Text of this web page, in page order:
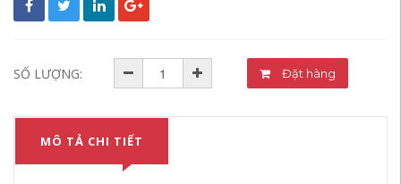
SỐ LƯỢNG: Đặt hàng
MÔ TẢ CHI TIẾT